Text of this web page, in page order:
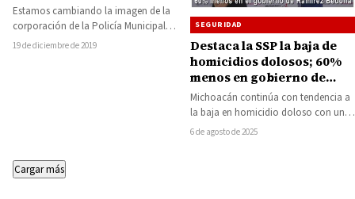
Estamos cambiando la imagen de la
corporación de la Policía Municipal
de Huetamo, con acciones de auxilio
19 de diciembre de 2019
SEGURIDAD
Destaca la SSP la baja de
homicidios dolosos; 60%
menos en gobierno de
Ramírez Bedolla
Michoacán continúa con tendencia a
la baja en homicidio doloso con una
reducción del 60.23 por ciento en…
6 de agosto de 2025
Cargar más